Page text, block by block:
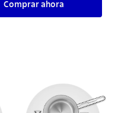
Comprar ahora